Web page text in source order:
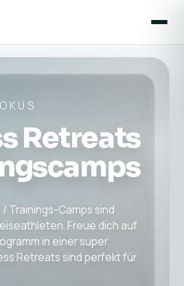
Retreats
Trainings-Camps sind
Freue dich auf
in einer super
Retreats sind perfekt für